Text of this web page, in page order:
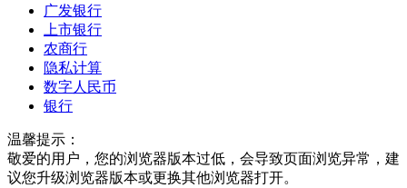
广发银行
上市银行
农商行
隐私计算
数字人民币
银行
温馨提示：
敬爱的用户，您的浏览器版本过低，会导致页面浏览异常，建
议您升级浏览器版本或更换其他浏览器打开。